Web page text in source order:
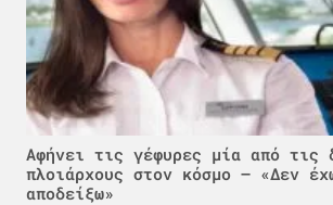
Αφήνει τις γέφυρες μία από τις
πλοιάρχους στον κόσμο – «Δεν
αποδείξω»